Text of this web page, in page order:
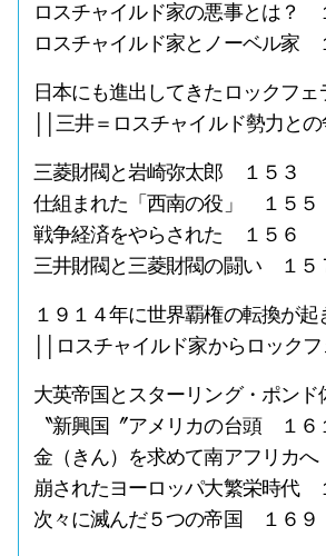
ロスチャイルド家の悪事とは？
ロスチャイルド家とノーベル家
日本にも進出してきたロックフ
││三井＝ロスチャイルド勢力と
三菱財閥と岩崎弥太郎 １５３
仕組まれた「西南の役」 １５５
戦争経済をやらされた １５６
三井財閥と三菱財閥の闘い １５
１９１４年に世界覇権の転換が
││ロスチャイルド家からロック
大英帝国とスターリング・ポン
〝新興国〞アメリカの台頭 １６
金（きん）を求めて南アフリカ
崩されたヨーロッパ大繁栄時代
次々に滅んだ５つの帝国 １６９